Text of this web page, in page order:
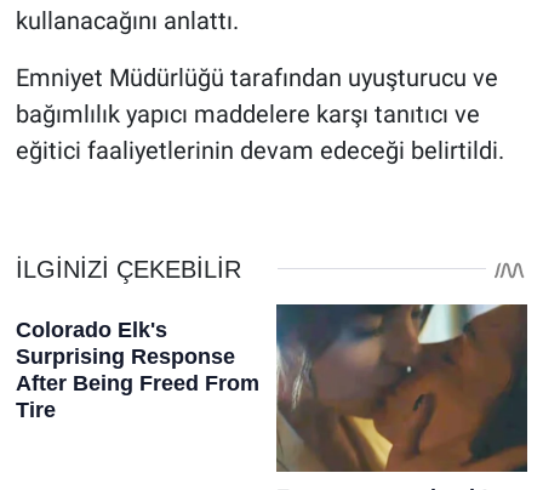
kullanacağını anlattı.
Emniyet Müdürlüğü tarafından uyuşturucu ve
bağımlılık yapıcı maddelere karşı tanıtıcı ve
eğitici faaliyetlerinin devam edeceği belirtildi.